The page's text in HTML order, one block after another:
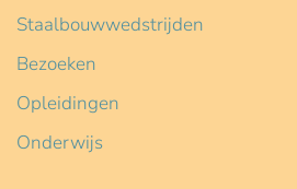
Staalbouwwedstrijden
Bezoeken
Opleidingen
Onderwijs